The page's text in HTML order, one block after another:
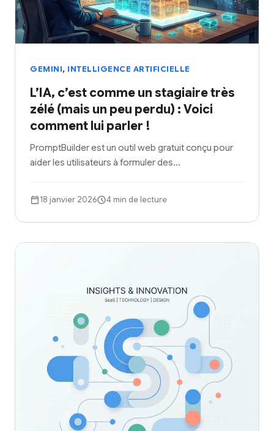
GEMINI, INTELLIGENCE ARTIFICIELLE
L’IA, c’est comme un stagiaire très
zélé (mais un peu perdu) : Voici
comment lui parler !
PromptBuilder est un outil web gratuit conçu pour
aider les utilisateurs à formuler des…
18 janvier 2026 4 min de lecture